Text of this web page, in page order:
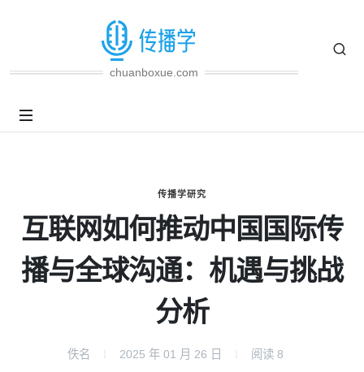
chuanboxue.com
传播学研究
互联网如何推动中国国际传
播与全球沟通：机遇与挑战
分析
佚名 2025 年 01 月 26 日 阅读 8